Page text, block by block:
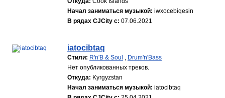
Начал заниматься музыкой: iwxocebiqesin
В рядах CJCity с: 07.06.2021
iatocibtaq
Стили: R'n'B & Soul , Drum'n'Bass
Нет опубликованных треков.
Откуда: Kyrgyzstan
Начал заниматься музыкой: iatocibtaq